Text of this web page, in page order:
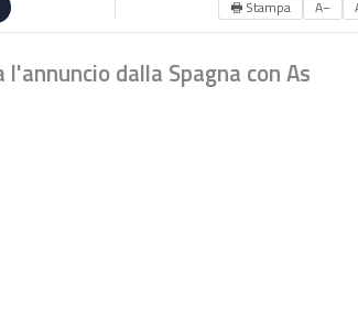
🖶 Stampa A−
dalla Spagna con As